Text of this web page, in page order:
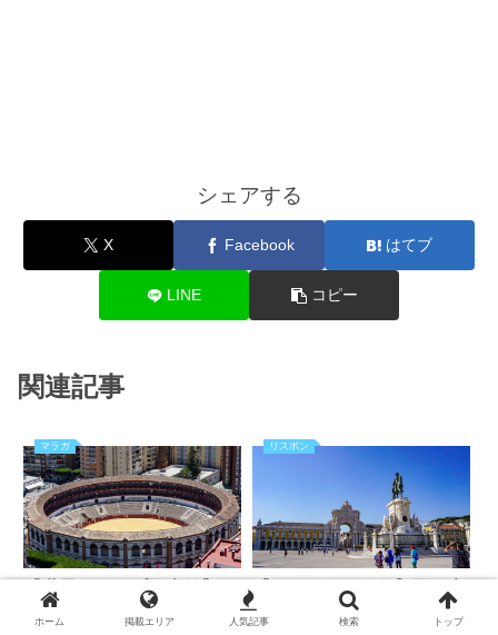
シェアする
X Facebook はてブ
LINE コピー
関連記事
マラガ
【世界トリップ写真館】ス
ペイン・マラガ編：港周
リスボン
【リスボンの気候】夏は寒
暖差に要注意？！ベストシ
ホーム 掲載エリア 人気記事 検索 トップ